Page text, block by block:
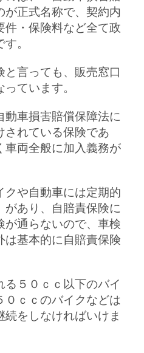
が正式名称で、契約内
件・保険料など全て政
。
言っても、販売窓口
ています。
動車損害賠償保障法に
されている保険であ
車両全般に加入義務が
クや自動車には定期的
があり、自賠責保険に
が通らないので、車検
は基本的に自賠責保険
る５０ｃｃ以下のバイ
０ｃｃのバイクなどは
続をしなければいけま